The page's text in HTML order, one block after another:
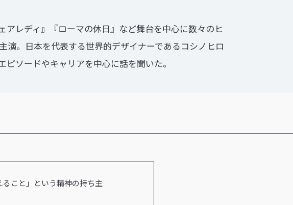
レディ』『ローマの休日』など舞台を中心に数々のヒ
。日本を代表する世界的デザイナーであるコシノヒロ
ソードやキャリアを中心に話を聞いた。
こと」という精神の持ち主